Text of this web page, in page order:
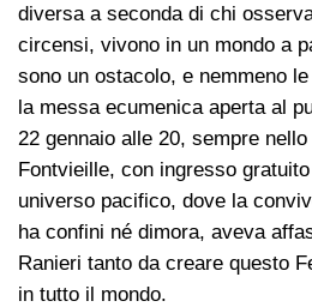
diversa a seconda di chi
circensi, vivono in un mondo a
sono un ostacolo, e nemmeno
la messa ecumenica aperta al
22 gennaio alle 20, sempre
Fontvieille, con ingresso
universo pacifico, dove la
ha confini né dimora, aveva
Ranieri tanto da creare questo
in tutto il mondo.